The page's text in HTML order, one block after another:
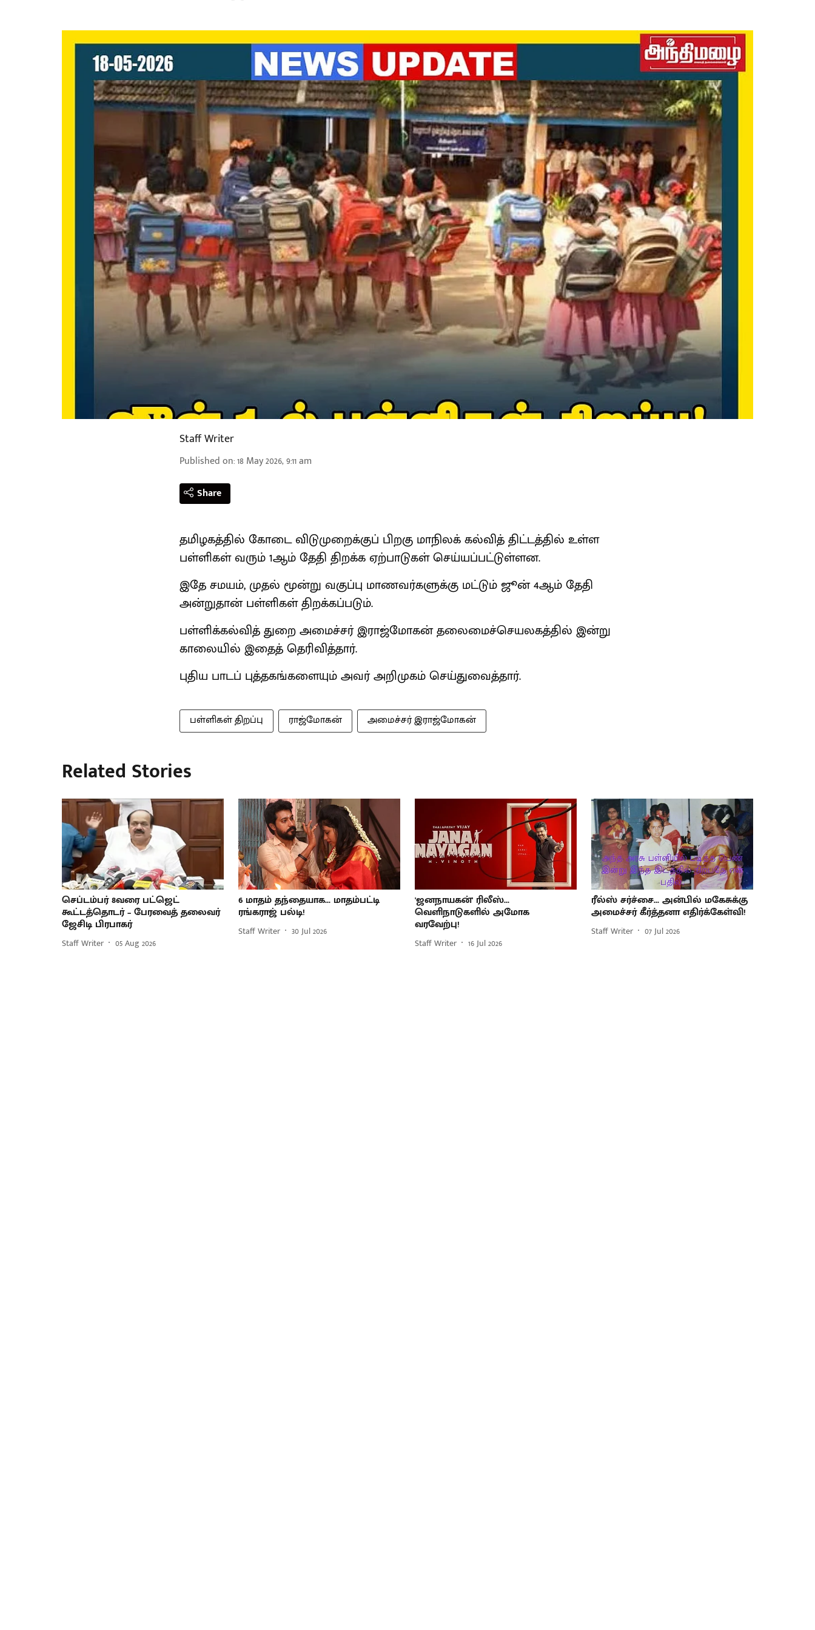
Staff Writer
Published on:18 May 2026, 9:11 am
Share
தமிழகத்தில் கோடை விடுமுறைக்குப் பிறகு மாநிலக் கல்வித் திட்டத்தில் உள்ள
பள்ளிகள் வரும் 1ஆம் தேதி திறக்க ஏற்பாடுகள் செய்யப்பட்டுள்ளன.
இதே சமயம், முதல் மூன்று வகுப்பு மாணவர்களுக்கு மட்டும் ஜூன் 4ஆம் தேதி
அன்றுதான் பள்ளிகள் திறக்கப்படும்.
பள்ளிக்கல்வித் துறை அமைச்சர் இராஜ்மோகன் தலைமைச்செயலகத்தில் இன்று
காலையில் இதைத் தெரிவித்தார்.
புதிய பாடப் புத்தகங்களையும் அவர் அறிமுகம் செய்துவைத்தார்.
பள்ளிகள் திறப்பு ராஜ்மோகன் அமைச்சர் இராஜ்மோகன்
Related Stories
செப்டம்பர் 8வரை பட்ஜெட்
கூட்டத்தொடர் – பேரவைத் தலைவர்
ஜேசிடி பிரபாகர்
Staff Writer 05 Aug 2026
6 மாதம் தந்தையாக... மாதம்பட்டி
ரங்கராஜ் பல்டி!
Staff Writer 30 Jul 2026
'ஜனநாயகன்' ரிலீஸ்...
வெளிநாடுகளில் அமோக
வரவேற்பு!
Staff Writer 16 Jul 2026
ரீல்ஸ் சர்ச்சை... அன்பில் மகேசுக்கு
அமைச்சர் கீர்த்தனா எதிர்க்கேள்வி!
Staff Writer 07 Jul 2026